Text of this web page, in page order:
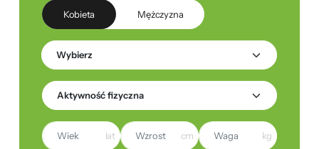
Kobieta Mężczyzna
lat cm kg